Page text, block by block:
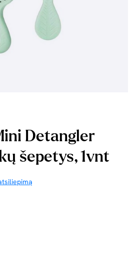
Detangler
šepetys, 1vnt